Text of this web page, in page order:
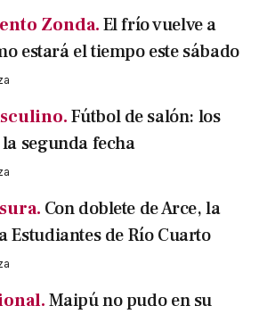
Zonda.El frío vuelve a
estará el tiempo este sábado
Fútbol de salón: los
segunda fecha
Con doblete de Arce, la
Estudiantes de Río Cuarto
Maipú no pudo en su